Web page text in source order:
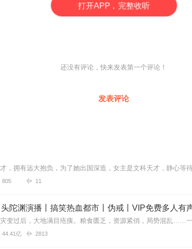
打开APP，完整收听
还没有评论，快来发表第一个评论！
发表评论
805 11
陀渊演播丨搞笑热血都市丨伪戒丨VIP免费多人有
44.41亿 2813